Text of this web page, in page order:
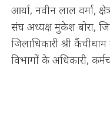
आर्या, नवीन लाल वर्मा,
संघ अध्यक्ष मुकेश बोरा,
जिलाधिकारी श्री
विभागों के अधिकारी,